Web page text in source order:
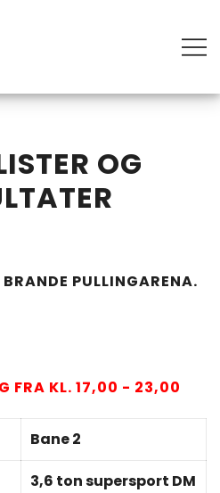
OG
PULLINGARENA.
FRA KL. 17,00 - 23,00
Bane 2
3,6 ton supersport DM